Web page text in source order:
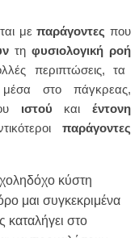
μεπαράγοντες που
τη φυσιολογική ροή
περιπτώσεις, τα
στο πάγκρεας,
ιστού καιέντονη
παράγοντες
κύστη
μαι συγκεκριμένα
στο